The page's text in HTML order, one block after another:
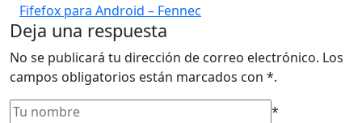
Fifefox para Android – Fennec
Deja una respuesta
No se publicará tu dirección de correo electrónico. Los
campos obligatorios están marcados con *.
*